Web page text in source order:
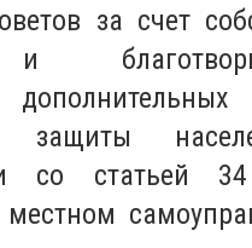
за счет
дополнительных
защиты
со статьей